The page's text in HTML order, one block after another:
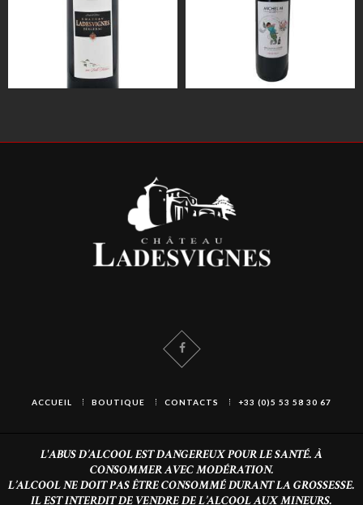
00€
DÉFI
50€
ACCUEIL BOUTIQUE CONTACTS +33 (0)5 53 58 30 67
L'ABUS D’ALCOOL EST DANGEREUX POUR LE SANTÉ. À
CONSOMMER AVEC MODÉRATION.
L’ALCOOL NE DOIT PAS ÊTRE CONSOMMÉ DURANT LA GROSSESSE.
IL EST INTERDIT DE VENDRE DE L’ALCOOL AUX MINEURS.